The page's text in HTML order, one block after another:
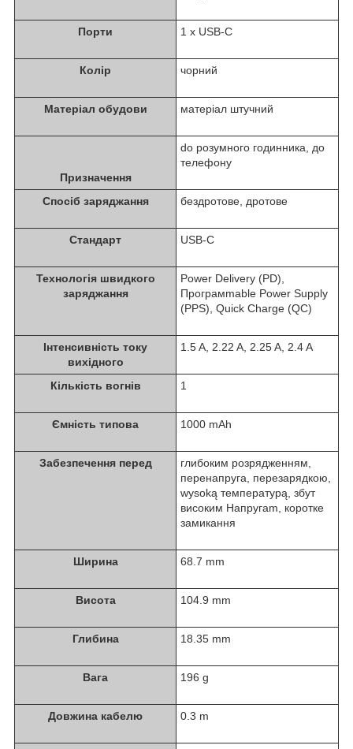
Порти 1 x USB-C
Колір чорний
Матеріал обудови матеріал штучний
Призначення
do розумного годинника, до
телефону
Спосіб заряджання бездротове, дротове
Стандарт USB-C
Технологія швидкого
заряджання
Power Delivery (PD),
Програмmable Power Supply
(PPS), Quick Charge (QC)
Інтенсивність току
вихідного
1.5 A, 2.22 A, 2.25 A, 2.4 A
Кількість вогнів 1
Ємність типова 1000 mAh
Забезпечення перед
глибоким розрядженням,
перенапруга, перезарядкою,
wysoką температурą, збут
високим Напругаm, коротке
замикання
Ширина 68.7 mm
Висота 104.9 mm
Глибина 18.35 mm
Вага 196 g
Довжина кабелю 0.3 m